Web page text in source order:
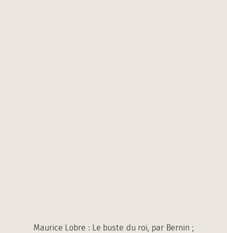
Maurice Lobre : Le buste du roi, par Bernin ;